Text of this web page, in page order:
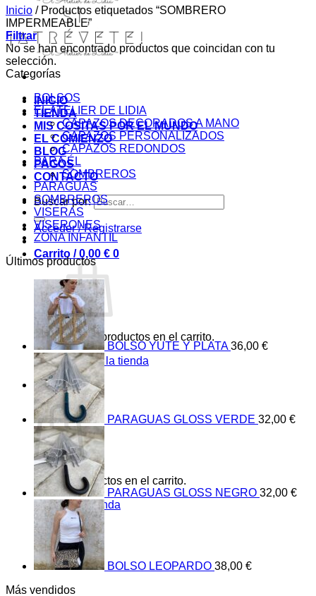
INICIO
TIENDA
MIS COSITAS POR EL MUNDO
EL COMIENZO
BLOG
PAGOS
CONTACTO
Buscar por:
Acceder / Registrarse
Carrito /0,00 € 0
No hay productos en el carrito.
Volver a la tienda
0
Carrito
No hay productos en el carrito.
Volver a la tienda
Inicio /Productos etiquetados “SOMBRERO
IMPERMEABLE”
Filtrar
No se han encontrado productos que coincidan con tu
selección.
Categorías
BOLSOS
EL ATELIER DE LIDIA
CAPAZOS DECORADOS A MANO
CAPAZOS PERSONALIZADOS
CAPAZOS REDONDOS
PARA ÉL
SOMBREROS
PARAGUAS
SOMBREROS
VISERAS
VISERONES
ZONA INFANTIL
Últimos productos
BOLSO YUTE Y PLATA 36,00 €
PARAGUAS GLOSS VERDE 32,00 €
PARAGUAS GLOSS NEGRO 32,00 €
BOLSO LEOPARDO 38,00 €
Más vendidos